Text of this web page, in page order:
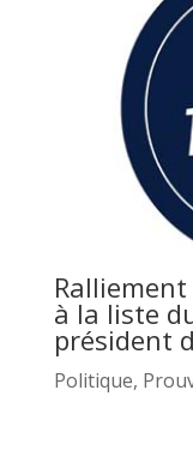
Ralliement
à la liste
président
Politique,